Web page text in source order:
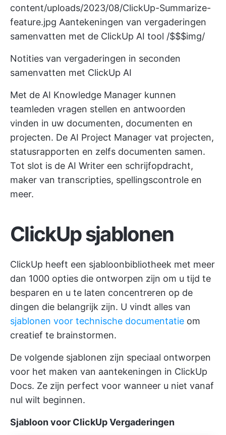
content/uploads/2023/08/ClickUp-Summarize-
feature.jpg Aantekeningen van vergaderingen
samenvatten met de ClickUp AI tool /$$$img/
Notities van vergaderingen in seconden
samenvatten met ClickUp AI
Met de AI Knowledge Manager kunnen
teamleden vragen stellen en antwoorden
vinden in uw documenten, documenten en
projecten. De AI Project Manager vat projecten,
statusrapporten en zelfs documenten samen.
Tot slot is de AI Writer een schrijfopdracht,
maker van transcripties, spellingscontrole en
meer.
ClickUp sjablonen
ClickUp heeft een sjabloonbibliotheek met meer
dan 1000 opties die ontworpen zijn om u tijd te
besparen en u te laten concentreren op de
dingen die belangrijk zijn. U vindt alles van
sjablonen voor technische documentatie om
creatief te brainstormen.
De volgende sjablonen zijn speciaal ontworpen
voor het maken van aantekeningen in ClickUp
Docs. Ze zijn perfect voor wanneer u niet vanaf
nul wilt beginnen.
Sjabloon voor ClickUp Vergaderingen